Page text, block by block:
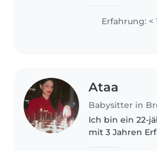
Erfahrung: <
Ataa
Babysitter in
Ich bin ein 22-
mit 3 Jahren